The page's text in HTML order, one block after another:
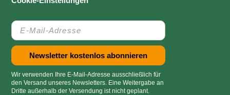
Wir verwenden Ihre E-Mail-Adresse ausschließlich für
den Versand unseres Newsletters. Eine Weitergabe an
Dritte außerhalb der Versendung ist nicht geplant.